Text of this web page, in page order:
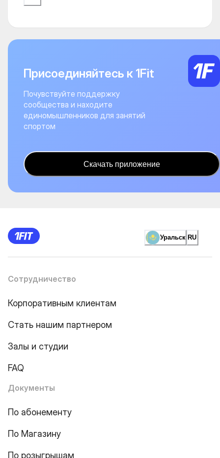
Присоединяйтесь к 1Fit
Почувствуйте поддержку
сообщества и находите
единомышленников для занятий
спортом
Скачать приложение
Уральск RU
Сотрудничество
Корпоративным клиентам
Стать нашим партнером
Залы и студии
FAQ
Документы
По абонементу
По Магазину
По розыгрышам